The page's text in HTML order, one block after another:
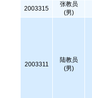
2003315
张教员
(男)
2003311
陆教员
(男)